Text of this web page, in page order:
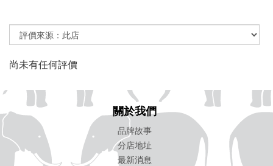
尚未有任何評價
關於我們
品牌故事
分店地址
最新消息